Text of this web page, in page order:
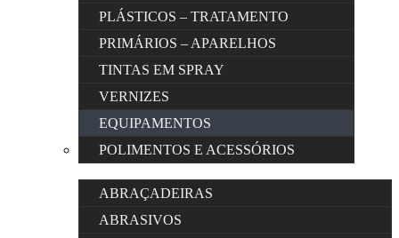
PLÁSTICOS – TRATAMENTO
PRIMÁRIOS – APARELHOS
TINTAS EM SPRAY
VERNIZES
EQUIPAMENTOS
POLIMENTOS E ACESSÓRIOS
ABRAÇADEIRAS
ABRASIVOS